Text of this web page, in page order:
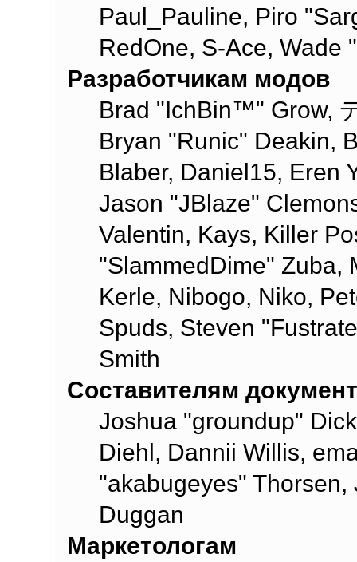
Paul_Pauline, Piro
RedOne, S-Ace,
Разработчикам модов
Brad "IchBin™" Grow,
Bryan "Runic" Deakin,
Blaber, Daniel15, Eren
Jason "JBlaze"
Valentin, Kays, Killer
"SlammedDime" Zuba,
Kerle, Nibogo, Niko,
Spuds, Steven
Smith
Составителям
Joshua "groundup"
Diehl, Dannii Willis,
"akabugeyes"
Duggan
Маркетологам